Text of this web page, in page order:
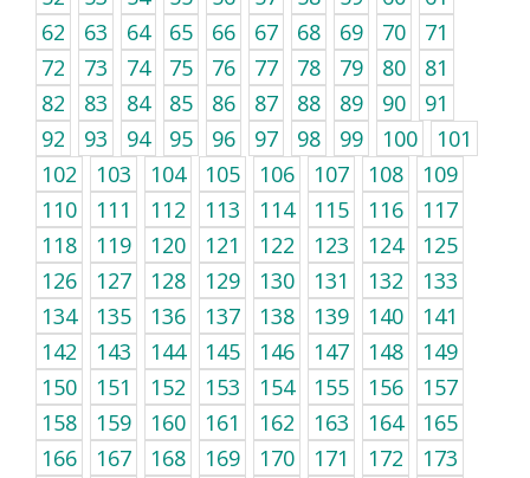
62
63 64 65 66 67 68 69 70
71
72
73 74 75 76 77 78 79 80
81
82
83 84 85 86 87 88 89 90
91
92
93 94 95 96 97 98 99 100
101
102
103 104 105 106 107 108
109
110
111 112 113 114 115 116
117
118
119 120 121 122 123 124
125
126
127 128 129 130 131 132
133
134
135 136 137 138 139 140
141
142
143 144 145 146 147 148
149
150
151 152 153 154 155 156
157
158
159 160 161 162 163 164
165
166
167 168 169 170 171 172
173